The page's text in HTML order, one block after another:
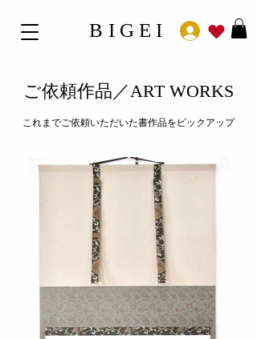
BIGEI
​ご依頼作品／ART WORKS
これまでご依頼いただいた書作品をピックアップ